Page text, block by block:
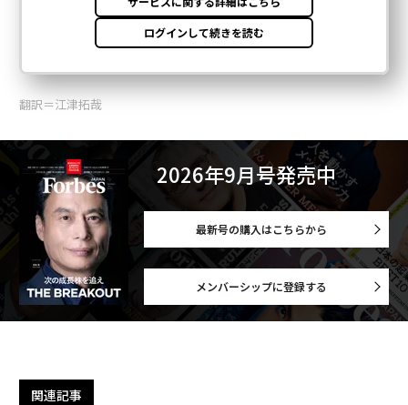
翻訳＝江津拓哉
2026年9月号発売中
最新号の購入はこちらから
メンバーシップに登録する
関連記事